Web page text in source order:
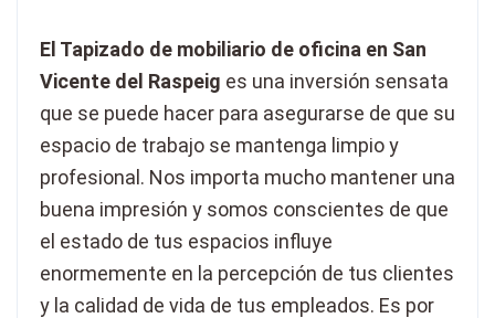
El Tapizado de mobiliario de oficina en San
Vicente del Raspeig es una inversión sensata
que se puede hacer para asegurarse de que su
espacio de trabajo se mantenga limpio y
profesional. Nos importa mucho mantener una
buena impresión y somos conscientes de que
el estado de tus espacios influye
enormemente en la percepción de tus clientes
y la calidad de vida de tus empleados. Es por